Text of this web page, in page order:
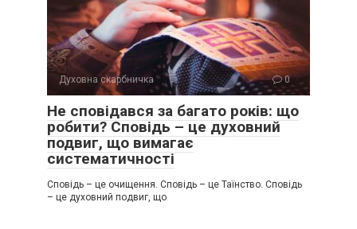
Духовна скарбничка 0
Не сповідався за багато років: що
робити? Сповідь – це духовний
подвиг, що вимагає
систематичності
Сповідь – це очищення. Сповідь – це Таїнство. Сповідь
– це духовний подвиг, що